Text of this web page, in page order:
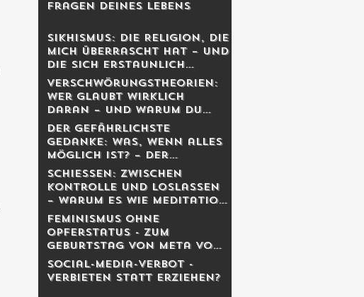
Fragen deines Lebens
Sikhismus: Die Religion, die
mich überrascht hat – und
die sich erstaunlich
schweizerisch anfühlt
Verschwörungstheorien:
Wer glaubt wirklich
daran – und warum du
dich dabei wahrscheinlich
irrst
Der gefährlichste
Gedanke: Was, wenn alles
möglich ist? – Der
Schweizer Tom Clancy im
Gespräch
Schiessen: Zwischen
Kontrolle und Loslassen
– warum es wie Meditation
wirkt
Feminismus ohne
Opferstatus - Zum
Geburtstag von Meta von
Salis
Social-Media-Verbot -
Verbieten statt erziehen?